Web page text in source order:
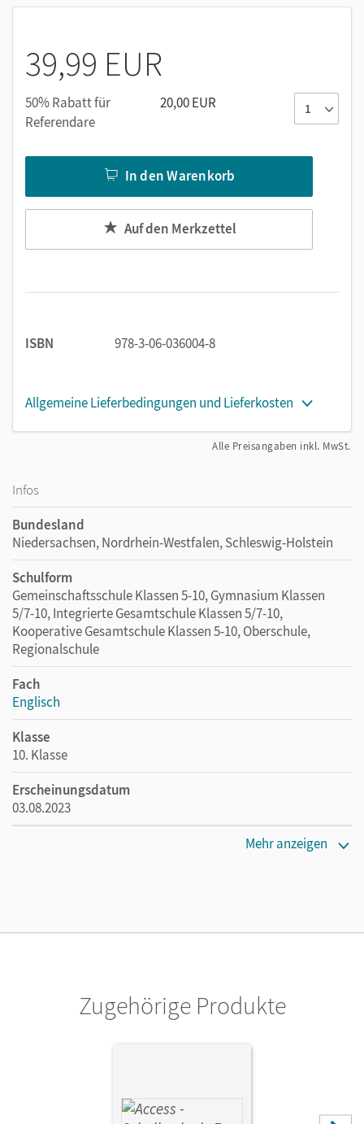
39,99 EUR
50% Rabatt für
Referendare
20,00 EUR
In den Warenkorb
Auf den Merkzettel
ISBN 978-3-06-036004-8
Allgemeine Lieferbedingungen und Lieferkosten
Alle Preisangaben inkl. MwSt.
Infos
Bundesland
Niedersachsen, Nordrhein-Westfalen, Schleswig-Holstein
Schulform
Gemeinschaftsschule Klassen 5-10, Gymnasium Klassen
5/7-10, Integrierte Gesamtschule Klassen 5/7-10,
Kooperative Gesamtschule Klassen 5-10, Oberschule,
Regionalschule
Fach
Englisch
Klasse
10. Klasse
Erscheinungsdatum
03.08.2023
Mehr anzeigen
Zugehörige Produkte